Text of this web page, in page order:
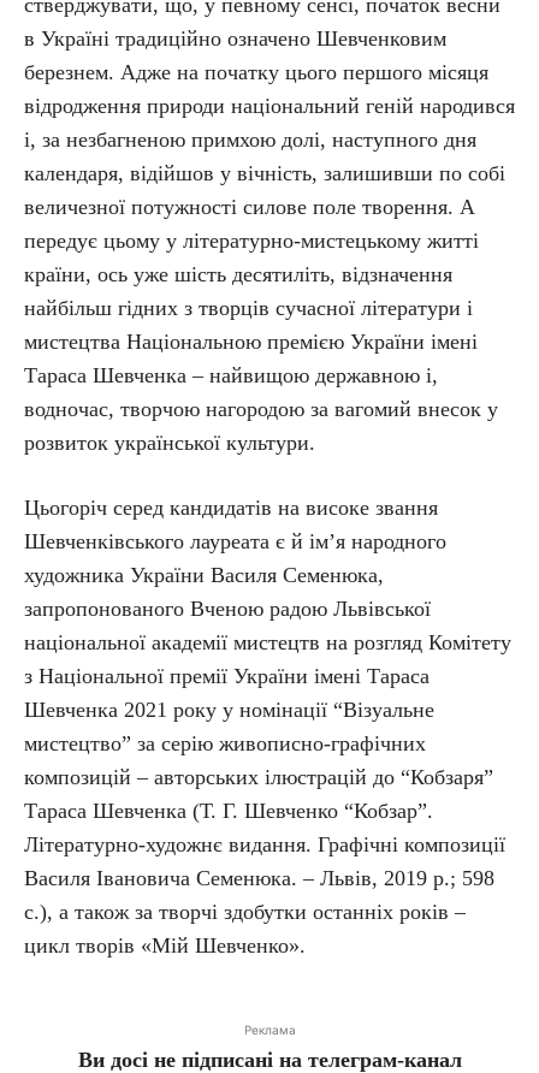
стверджувати, що, у певному сенсі, початок весни
в Україні традиційно означено Шевченковим
березнем. Адже на початку цього першого місяця
відродження природи національний геній народився
і, за незбагненою примхою долі, наступного дня
календаря, відійшов у вічність, залишивши по собі
величезної потужності силове поле творення. А
передує цьому у літературно-мистецькому житті
країни, ось уже шість десятиліть, відзначення
найбільш гідних з творців сучасної літератури і
мистецтва Національною премією України імені
Тараса Шевченка – найвищою державною і,
водночас, творчою нагородою за вагомий внесок у
розвиток української культури.
Цьогоріч серед кандидатів на високе звання
Шевченківського лауреата є й ім’я народного
художника України Василя Семенюка,
запропонованого Вченою радою Львівської
національної академії мистецтв на розгляд Комітету
з Національної премії України імені Тараса
Шевченка 2021 року у номінації “Візуальне
мистецтво” за серію живописно-графічних
композицій – авторських ілюстрацій до “Кобзаря”
Тараса Шевченка (Т. Г. Шевченко “Кобзар”.
Літературно-художнє видання. Графічні композиції
Василя Івановича Семенюка. – Львів, 2019 р.; 598
с.), а також за творчі здобутки останніх років –
цикл творів «Мій Шевченко».
Реклама
Ви досі не підписані на телеграм-канал